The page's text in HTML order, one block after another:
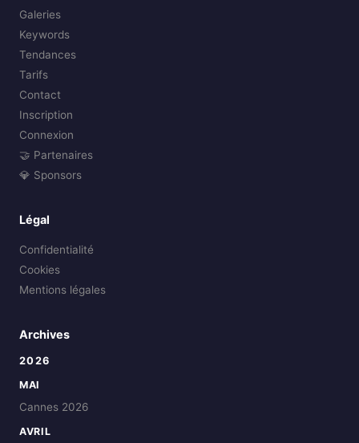
Galeries
Keywords
Tendances
Tarifs
Contact
Inscription
Connexion
🤝 Partenaires
💎 Sponsors
Légal
Confidentialité
Cookies
Mentions légales
Archives
2026
MAI
Cannes 2026
AVRIL